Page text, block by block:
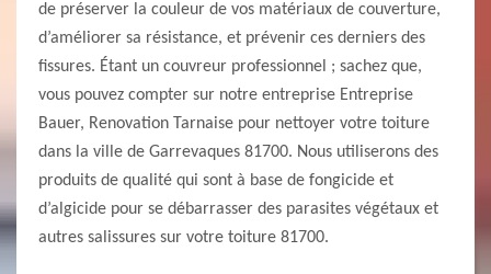
de préserver la couleur de vos matériaux de couverture,
d’améliorer sa résistance, et prévenir ces derniers des
fissures. Étant un couvreur professionnel ; sachez que,
vous pouvez compter sur notre entreprise Entreprise
Bauer, Renovation Tarnaise pour nettoyer votre toiture
dans la ville de Garrevaques 81700. Nous utiliserons des
produits de qualité qui sont à base de fongicide et
d’algicide pour se débarrasser des parasites végétaux et
autres salissures sur votre toiture 81700.